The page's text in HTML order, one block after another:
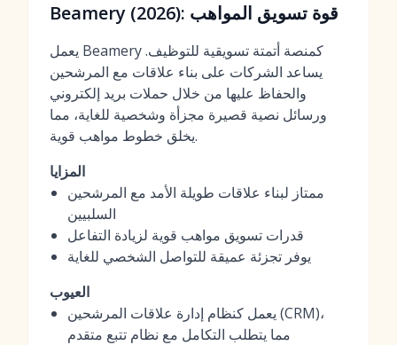
Beamery (2026): قوة تسويق المواهب
يعمل Beamery كمنصة أتمتة تسويقية للتوظيف.
يساعد الشركات على بناء علاقات مع المرشحين
والحفاظ عليها من خلال حملات بريد إلكتروني
ورسائل نصية قصيرة مجزأة وشخصية للغاية، مما
يخلق خطوط مواهب قوية.
المزايا
ممتاز لبناء علاقات طويلة الأمد مع المرشحين
السلبيين
قدرات تسويق مواهب قوية لزيادة التفاعل
يوفر تجزئة عميقة للتواصل الشخصي للغاية
العيوب
يعمل كنظام إدارة علاقات المرشحين (CRM)،
مما يتطلب التكامل مع نظام تتبع متقدم